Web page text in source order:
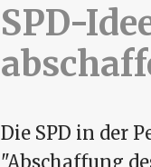
SPD-
Die SPD in der
"Abschaffung